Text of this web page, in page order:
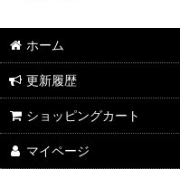
ホーム
更新履歴
ショッピングカート
マイページ